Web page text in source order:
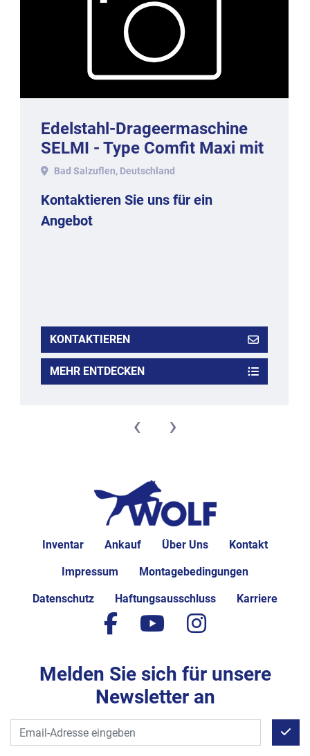
Edelstahl-Drageermaschine
SELMI - Type Comfit Maxi mit
ca. 50-60 kg. Inhalt, 2017.
Bad Salzuflen, Deutschland
Kontaktieren Sie uns für ein
Angebot
KONTAKTIEREN
MEHR ENTDECKEN
‹ ›
Inventar Ankauf Über Uns Kontakt
Impressum Montagebedingungen
Datenschutz Haftungsausschluss Karriere
facebook
youtubeinstagram
Melden Sie sich für unsere
Newsletter an